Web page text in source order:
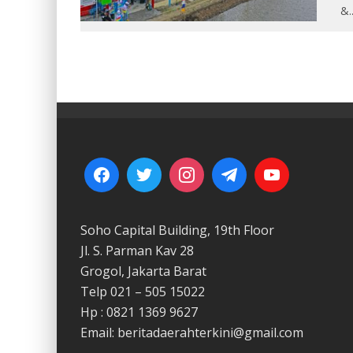
&
Soho Capital Building, 19th Floor
Jl. S. Parman Kav 28
Grogol, Jakarta Barat
Telp 021 – 505 15022
Hp : 0821 1369 9627
Email: beritadaerahterkini@gmail.com